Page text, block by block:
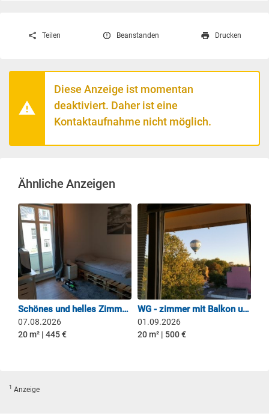
Teilen Beanstanden Drucken
Diese Anzeige ist momentan
deaktiviert. Daher ist eine
Kontaktaufnahme nicht möglich.
Ähnliche Anzeigen
Schönes und helles Zimmer in Uninähe
07.08.2026
20 m² | 445 €
WG - zimmer mit Balkon und 12 Min. vom Neumarkt entfernt
01.09.2026
20 m² | 500 €
1 Anzeige